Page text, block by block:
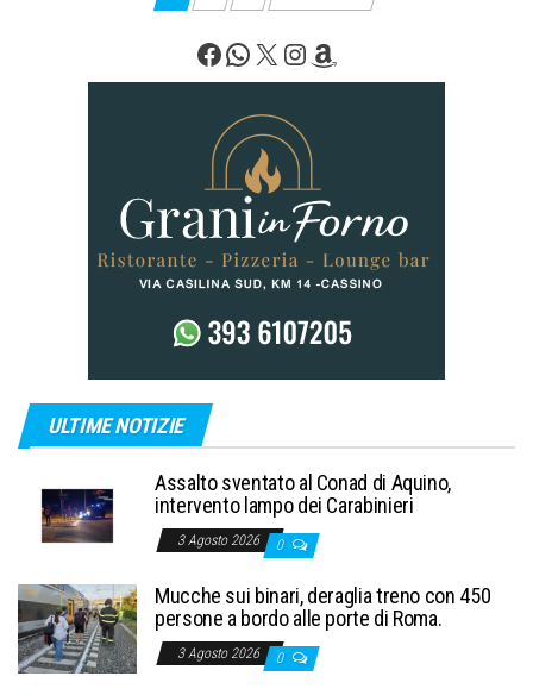
articoli
Facebook
WhatsApp
X Instagram
Amazon
ULTIME NOTIZIE
Assalto sventato al Conad di Aquino,
intervento lampo dei Carabinieri
3 Agosto 2026 0
Mucche sui binari, deraglia treno con 450
persone a bordo alle porte di Roma.
3 Agosto 2026 0